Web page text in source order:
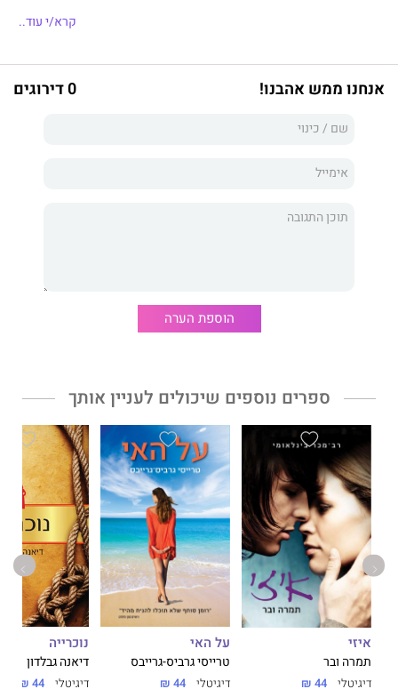
בינה צדק, בלשית ירושלמית דתייה ואם לשניים, מופקדת על התיק.
מוכתמים בעודה נאבקת ברוע כה אפל ומושחת עד שהוא גובל
בעל־טבעי. שטן בירושלים, המבוסס על אירועים אמיתיים, מאפשר
הצצה מאלפת, טורדת מנוחה ועוצרת נשימה אל לב המאפליה, אל
מאורתם של הטורפים המסוכנים, האורבים באתרי המפגש של
המחפשים אחר הארה ורוחניות.
קרא/י עוד..
אנחנו ממש אהבנו! 0 דירוגים
הוספת הערה
ספרים נוספים שיכולים לעניין אותך
איזי
תמרה ובר
דיגיטלי 44 ₪
על האי
טרייסי גרביס-גרייבס
דיגיטלי 44 ₪
נוכרייה
דיאנה גבלדון
דיגיטלי 44 ₪